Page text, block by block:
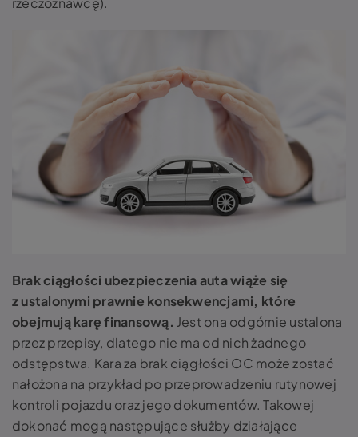
Brak ciągłości ubezpieczenia auta wiąże się
z ustalonymi prawnie konsekwencjami, które
obejmują karę finansową. Jest ona odgórnie ustalona
przez przepisy, dlatego nie ma od nich żadnego
odstępstwa. Kara za brak ciągłości OC może zostać
nałożona na przykład po przeprowadzeniu rutynowej
kontroli pojazdu oraz jego dokumentów. Takowej
dokonać mogą następujące służby działające